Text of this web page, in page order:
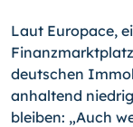
Laut Europace,
deutschen
anhaltend
bleiben: „Auch